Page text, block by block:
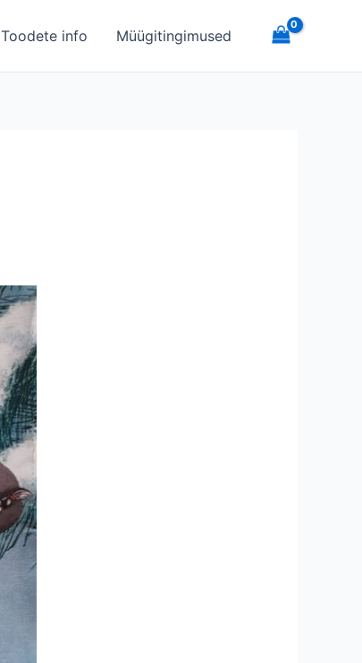
Toodete info Müügitingimused